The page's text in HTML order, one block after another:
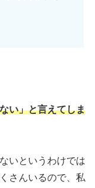
い」と言えてしま
いというわけでは
さんいるので、私